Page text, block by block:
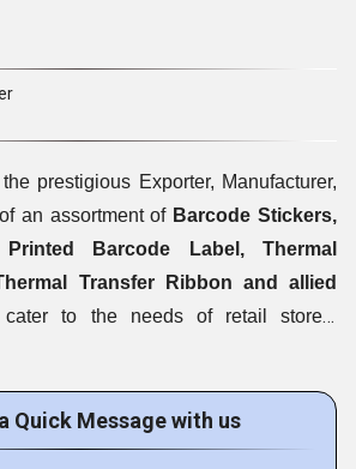
prestigious Exporter, Manufacturer,
an assortment of Barcode Stickers,
Barcode Label, Thermal
Transfer Ribbon and allied
to the needs of retail stores,
business centers and many
Shapes and Sizes. All our
& tagging are provided with the
Quick Message with us